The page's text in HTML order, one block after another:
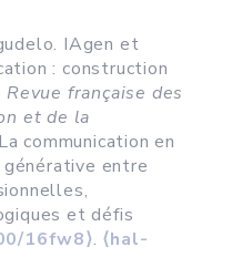
IAgen et
: construction
Revue française des
et de la
communication en
générative entre
et défis
16fw8⟩. ⟨hal-